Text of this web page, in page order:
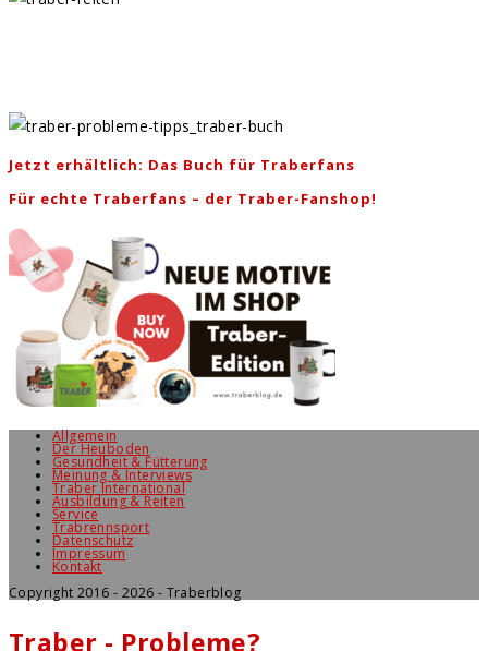
Jetzt erhältlich: Das Buch für Traberfans
Für echte Traberfans – der Traber-Fanshop!
Allgemein
Der Heuboden
Gesundheit & Fütterung
Meinung & Interviews
Traber International
Ausbildung & Reiten
Service
Trabrennsport
Datenschutz
Impressum
Kontakt
Copyright 2016 - 2026 - Traberblog
Traber - Probleme?